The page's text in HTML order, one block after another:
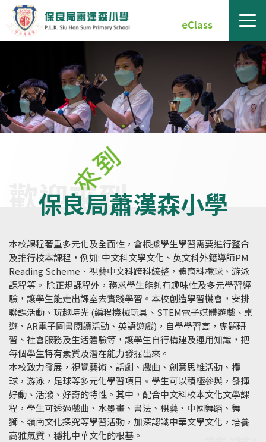
eClass
保良局蕭漢森小學
本校課程著重多元化及全面性，會根據學生學習需要進行整合
及推行校本課程，例如: 中文科文學文化、英文科外籍導師PM
Reading Scheme、視藝中文科跨科統整，體育科欖球、游泳
課程等。 除正規課程外，務求學生能夠有趣味性及多元學習經
驗，讓學生能走出課室去實踐學習。本校創造學習機會，安排
聯課活動、玩趣時光 (編程機械玩具、STEM電子媒體遊戲、桌
遊、AR電子圖書閱讀活動、英語遊戲)，自學學習套，專題研
習、社會服務及生活體驗等，讓學生自行構建及運用知識，把
每個學生特有素質及潛在能力發掘出來。
本校致力發展，視覺藝術、話劇、戲曲、創意思維活動、欖
球，游泳，足球等多元化學習項目。學生可以積極參與，發揮
好動、活潑、好奇的特性。其中，配合中文科校本文化文學課
程，學生可透過戲曲、水墨畫、書法、棋藝、中國舞蹈、舞
獅、嶺南文化探究等學習活動，加深認識中華文學文化，培養
高雅氣質，穩扎中華文化的根基。